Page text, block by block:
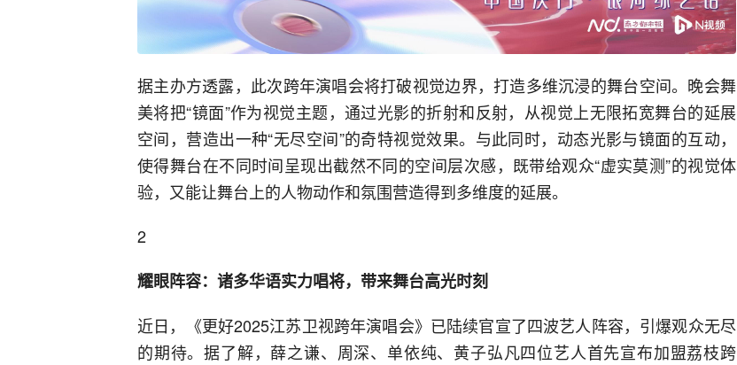
据主办方透露，此次跨年演唱会将打破视觉边界，打造多维沉浸的舞台空间。晚会舞
美将把“镜面”作为视觉主题，通过光影的折射和反射，从视觉上无限拓宽舞台的延展
空间，营造出一种“无尽空间”的奇特视觉效果。与此同时，动态光影与镜面的互动，
使得舞台在不同时间呈现出截然不同的空间层次感，既带给观众“虚实莫测”的视觉体
验，又能让舞台上的人物动作和氛围营造得到多维度的延展。
2
耀眼阵容：诸多华语实力唱将，带来舞台高光时刻
近日，《更好2025江苏卫视跨年演唱会》已陆续官宣了四波艺人阵容，引爆观众无尽
的期待。据了解，薛之谦、周深、单依纯、黄子弘凡四位艺人首先宣布加盟荔枝跨